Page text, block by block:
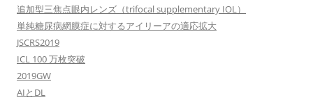
追加型三焦点眼内レンズ（trifocal supplementary IOL）
単純糖尿病網膜症に対するアイリーアの適応拡大
JSCRS2019
ICL 100 万枚突破
2019GW
AIとDL